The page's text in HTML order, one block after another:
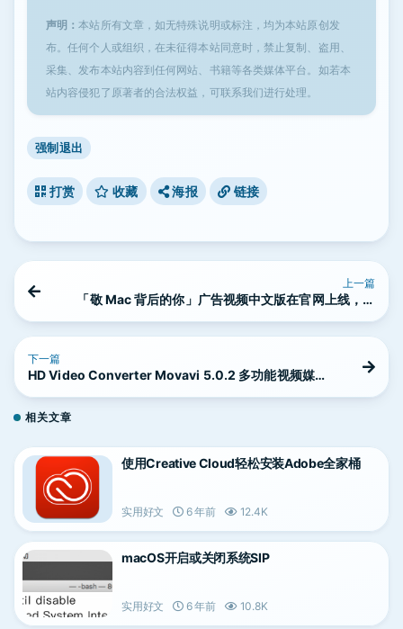
声明：本站所有文章，如无特殊说明或标注，均为本站原创发
布。任何个人或组织，在未征得本站同意时，禁止复制、盗用、
采集、发布本站内容到任何网站、书籍等各类媒体平台。如若本
站内容侵犯了原著者的合法权益，可联系我们进行处理。
强制退出
打赏 收藏 海报 链接
上一篇
「敬 Mac 背后的你」广告视频中文版在官网上线，再
下一篇
HD Video Converter Movavi 5.0.2 多功能视频媒体
相关文章
使用Creative Cloud轻松安装Adobe全家桶
实用好文 6 年前 12.4K
macOS开启或关闭系统SIP
实用好文 6 年前 10.8K